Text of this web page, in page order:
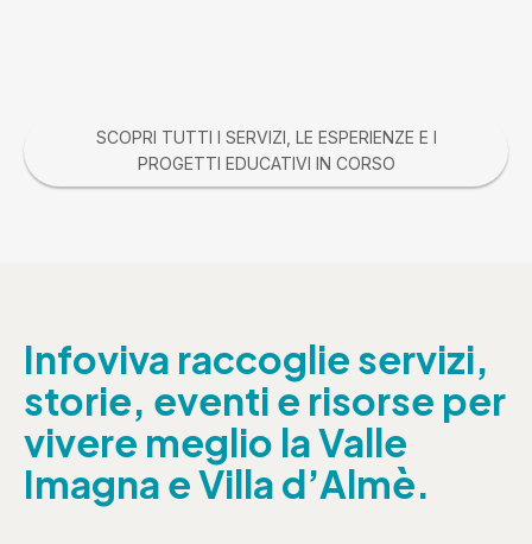
SCOPRI TUTTI I SERVIZI, LE ESPERIENZE E I
PROGETTI EDUCATIVI IN CORSO
Infoviva raccoglie servizi,
storie, eventi e risorse per
vivere meglio la Valle
Imagna e Villa d’Almè.